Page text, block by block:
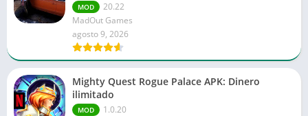
MOD
20.22
MadOut Games
agosto 9, 2026
Mighty Quest Rogue Palace APK: Dinero
ilimitado
MOD
1.0.20